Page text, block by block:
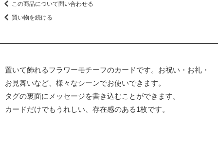
この商品について問い合わせる
買い物を続ける
置いて飾れるフラワーモチーフのカードです。お祝い・お礼・
お見舞いなど、様々なシーンでお使いできます。
タグの裏面にメッセージを書き込むことができます。
カードだけでもうれしい、存在感のある1枚です。